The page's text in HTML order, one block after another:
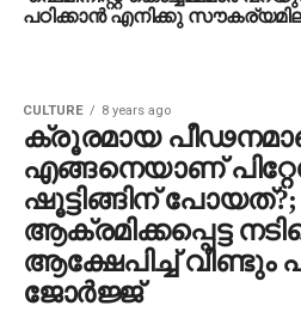
ക്രൂരമായ
എങ്ങനെയാണ്
ഷൂട്ടിങ്ങിന് പോയത്?;
ആക്രമിക്കപ്പെട്ട
ആക്ഷേപിച്ച് വീണ്ടും
ജോര്‍ജ്ജ്